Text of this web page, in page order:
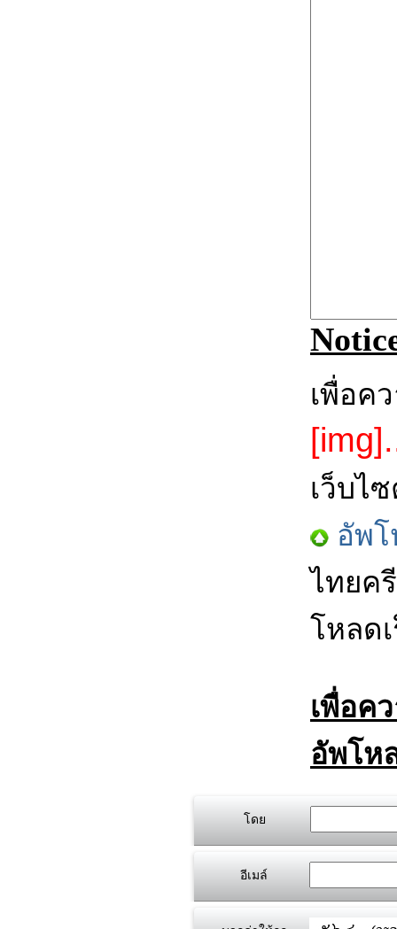
เพื่อค
เว็บไ
อัพ
ไทยค
โหลด
เพื่อค
อัพโห
โดย
อีเมล์